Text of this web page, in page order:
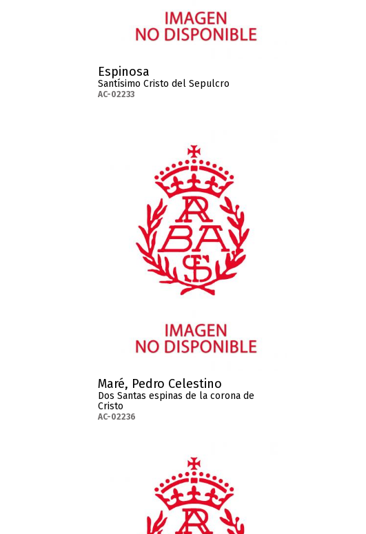
Espinosa
Santísimo Cristo del Sepulcro
AC-02233
Maré, Pedro Celestino
Dos Santas espinas de la corona de
Cristo
AC-02236